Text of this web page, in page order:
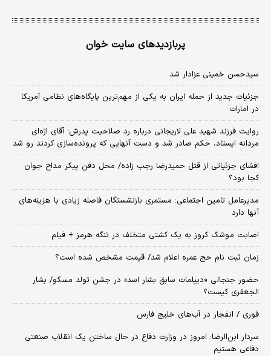
پربازدیدهای سایت خوان
سیدحسن خمینی عزادار شد
جزئیات جدید از حمله ایران به یکی از مهم‌ترین پایگاه‌های نظامی آمریکا
در امارات
روایت فرزند شهید علی لاریجانی درباره رد صلاحیت پدرش؛ آقای اژه‌ای
مردانه ایستاد، حکم صادر شد و دست آنهایی که پرونده‌سازی کردند رو شد
افشای جزئیاتی از قتل حمیدرضا رجب زاده/ محل دفن پیکر مداح جوان
کجا بود؟
مدیرعامل تامین اجتماعی: مستمری بازنشستگان فاصله زیادی با هزینه‌های
آنها دارد
اصابت موشک کروز به یک کشتی متخلف در تنگه هرمز + فیلم
زمان ثبت‌ نام حج عمره اعلام شد/ قیمت مشخص شده است؟
حضور جنجالی «دیپلمات سابق بشار اسد» در جشن تولد مسکو/ بشار
الجعفری کیست؟
فوری / انفجار در آب‌های خلیج فارس
سردار ابن‌الرضا: امروز در وزارت دفاع در حال ساختن یک انقلاب صنعتی
دفاعی هستیم